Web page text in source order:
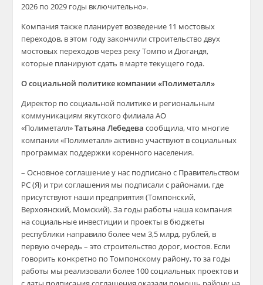
2026 по 2029 годы включительно».
Компания также планирует возведение 11 мостовых
переходов, в этом году закончили строительство двух
мостовых переходов через реку Томпо и Дюгандя,
которые планируют сдать в марте текущего года.
О социальной политике компании «Полиметалл»
Директор по социальной политике и региональным
коммуникациям якутского филиала АО
«Полиметалл»Татьяна Лебедева сообщила, что многие
компании «Полиметалл» активно участвуют в социальных
программах поддержки коренного населения.
– Основное соглашение у нас подписано с Правительством
РС (Я) и три соглашения мы подписали с районами, где
присутствуют наши предприятия (Томпонский,
Верхоянский, Момский). За годы работы наша компания
на социальные инвестиции и проекты в бюджеты
республики направило более чем 3,5 млрд. рублей, в
первую очередь – это строительство дорог, мостов. Если
говорить конкретно по Томпонскому району, то за годы
работы мы реализовали более 100 социальных проектов и